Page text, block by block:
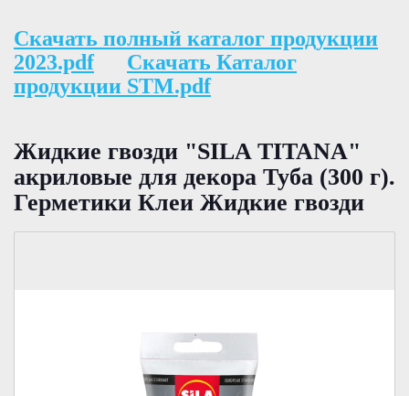
Скачать полный каталог продукции
2023.pdf
Скачать Каталог
продукции STM.pdf
Жидкие гвозди "SILA TITANA"
акриловые для декора Туба (300 г).
Герметики Клеи Жидкие гвозди